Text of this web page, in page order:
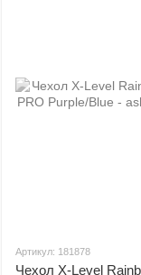
Артикул: 181878
Чехол X-Level